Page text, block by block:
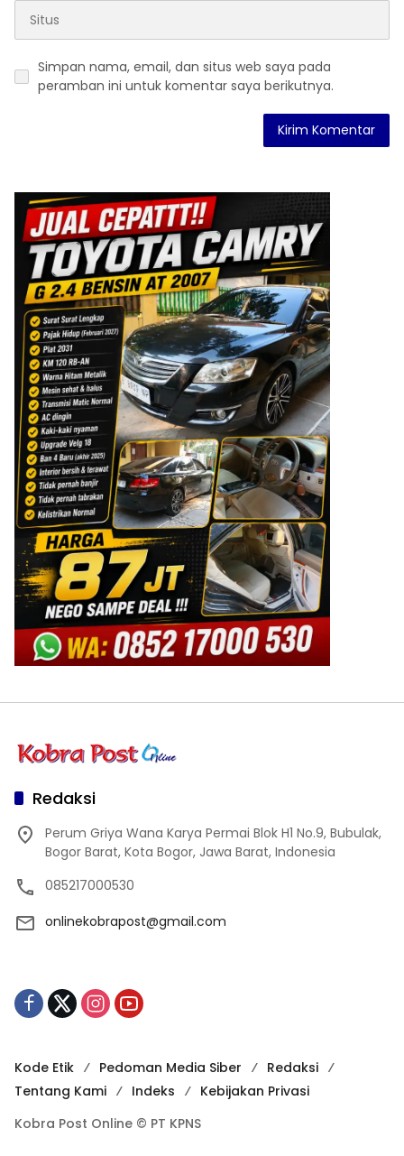
Simpan nama, email, dan situs web saya pada
peramban ini untuk komentar saya berikutnya.
Redaksi
Perum Griya Wana Karya Permai Blok H1 No.9, Bubulak,
Bogor Barat, Kota Bogor, Jawa Barat, Indonesia
085217000530
onlinekobrapost@gmail.com
Kode Etik Pedoman Media Siber
Redaksi
Tentang Kami
Indeks
Kebijakan Privasi
Kobra Post Online © PT KPNS